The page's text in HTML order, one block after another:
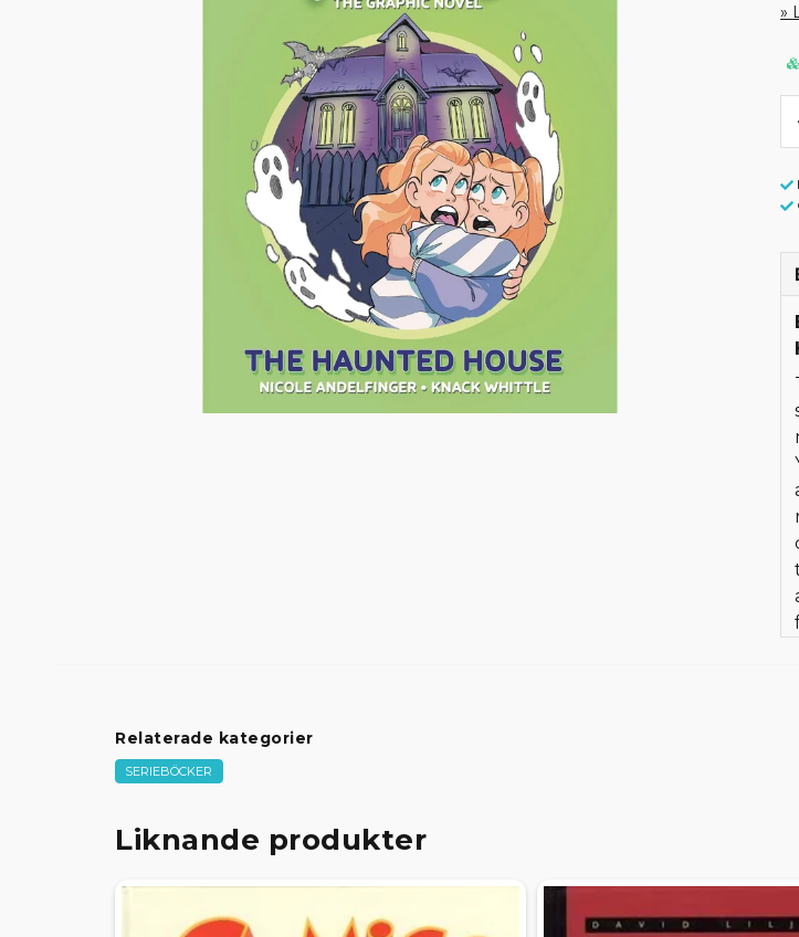
Relaterade kategorier
SERIEBÖCKER
Liknande produkter